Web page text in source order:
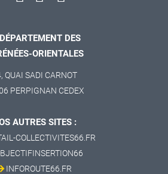
DES
ORIENTALES
QUAI SADI CARNOT
PERPIGNAN CEDEX
AUTRES SITES :
COLLECTIVITES66.FR
INFOROUTE66.FR